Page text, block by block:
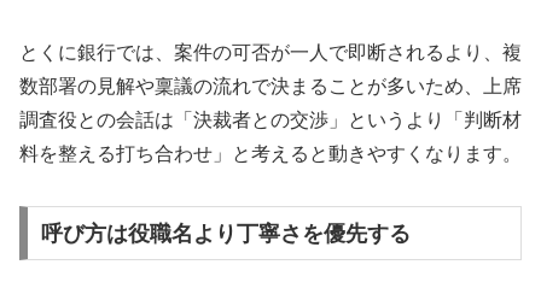
とくに銀行では、案件の可否が一人で即断されるより、複
数部署の見解や稟議の流れで決まることが多いため、上席
調査役との会話は「決裁者との交渉」というより「判断材
料を整える打ち合わせ」と考えると動きやすくなります。
呼び方は役職名より丁寧さを優先する